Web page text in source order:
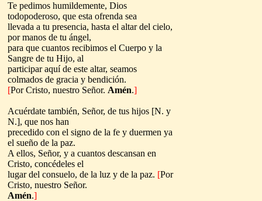
Te pedimos humildemente, Dios
todopoderoso, que esta ofrenda sea
llevada a tu presencia, hasta el altar del cielo,
por manos de tu ángel,
para que cuantos recibimos el Cuerpo y la
Sangre de tu Hijo, al
participar aquí de este altar, seamos
colmados de gracia y bendición.
[Por Cristo, nuestro Señor. Amén.]
Acuérdate también, Señor, de tus hijos [N. y
N.], que nos han
precedido con el signo de la fe y duermen ya
el sueño de la paz.
A ellos, Señor, y a cuantos descansan en
Cristo, concédeles el
lugar del consuelo, de la luz y de la paz. [Por
Cristo, nuestro Señor.
Amén.]